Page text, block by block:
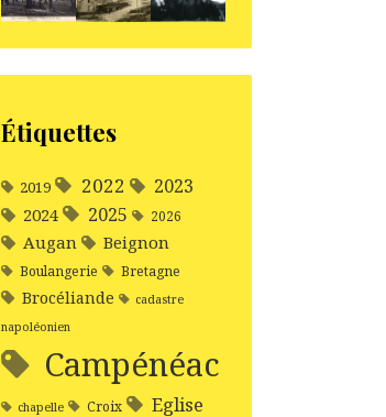
Étiquettes
2019 2022 2023
2024 2025 2026
Augan Beignon
Boulangerie Bretagne
Brocéliande
cadastre
napoléonien
Campénéac
chapelle Croix Eglise